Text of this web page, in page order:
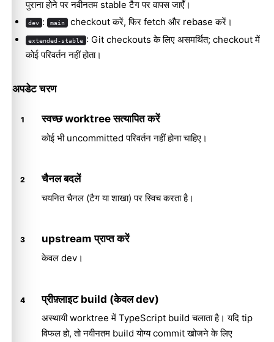
पुराना होने पर नवीनतम stable टैग पर वापस जाएँ।
dev : main checkout करें, फिर fetch और rebase करें।
extended-stable : Git checkouts के लिए असमर्थित; checkout में
कोई परिवर्तन नहीं होता।
अपडेट चरण
स्वच्छ worktree सत्यापित करें
कोई भी uncommitted परिवर्तन नहीं होना चाहिए।
चैनल बदलें
चयनित चैनल (टैग या शाखा) पर स्विच करता है।
upstream प्राप्त करें
केवल dev।
प्रीफ़्लाइट build (केवल dev)
अस्थायी worktree में TypeScript build चलाता है। यदि tip
विफल हो, तो नवीनतम build योग्य commit खोजने के लिए